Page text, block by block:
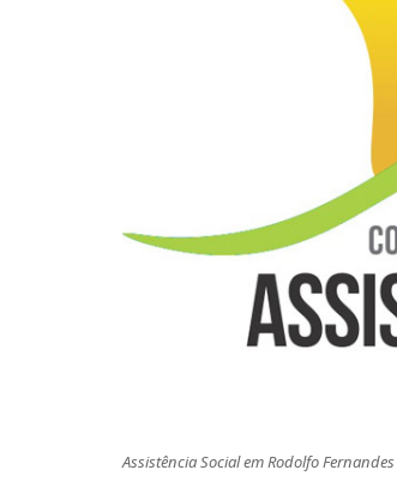
Assistência Social em Rodolfo Fernandes